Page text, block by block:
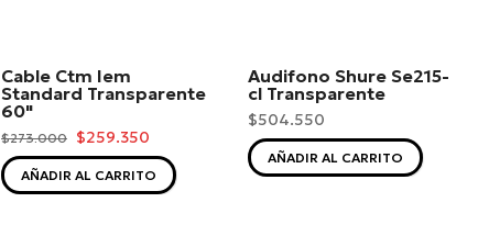
Cable Ctm Iem
Standard Transparente
60"
$273.000 $259.350
AÑADIR AL CARRITO
Audifono Shure Se215-
cl Transparente
$504.550
AÑADIR AL CARRITO